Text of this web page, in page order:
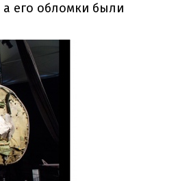
а его обломки были